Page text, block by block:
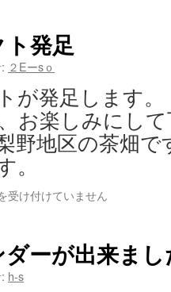
発足
２Eーsｏ
が発足します
お楽しみにし
野地区の茶畑で
受け付けていません
ーが出来ま
h-s